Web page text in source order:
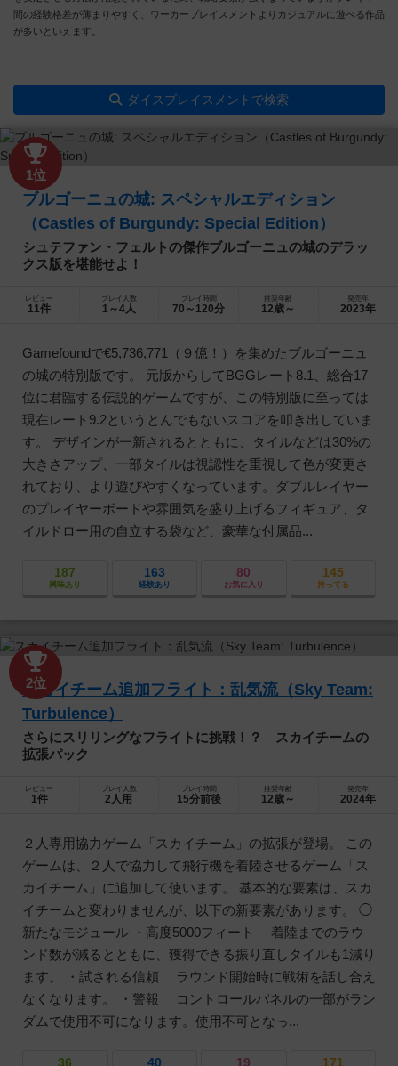
間の経験格差が薄まりやすく、ワーカープレイスメントよりカジュアルに遊べる作品
が多いといえます。
ダイスプレイスメントで検索
1位
ブルゴーニュの城: スペシャルエディション
（Castles of Burgundy: Special Edition）
シュテファン・フェルトの傑作ブルゴーニュの城のデラッ
クス版を堪能せよ！
レビュー
11件
プレイ人数
1～4人
プレイ時間
70～120分
推奨年齢
12歳～
発売年
2023年
Gamefoundで€5,736,771（９億！）を集めたブルゴーニュ
の城の特別版です。 元版からしてBGGレート8.1、総合17
位に君臨する伝説的ゲームですが、この特別版に至っては
現在レート9.2というとんでもないスコアを叩き出していま
す。 デザインが一新されるとともに、タイルなどは30%の
大きさアップ、一部タイルは視認性を重視して色が変更さ
れており、より遊びやすくなっています。ダブルレイヤー
のプレイヤーボードや雰囲気を盛り上げるフィギュア、タ
イルドロー用の自立する袋など、豪華な付属品...
187
興味あり
163
経験あり
80
お気に入り
145
持ってる
2位
スカイチーム追加フライト：乱気流（Sky Team:
Turbulence）
さらにスリリングなフライトに挑戦！？ スカイチームの
拡張パック
レビュー
1件
プレイ人数
2人用
プレイ時間
15分前後
推奨年齢
12歳～
発売年
2024年
２人専用協力ゲーム「スカイチーム」の拡張が登場。 この
ゲームは、２人で協力して飛行機を着陸させるゲーム「ス
カイチーム」に追加して使います。 基本的な要素は、スカ
イチームと変わりませんが、以下の新要素があります。 ◯
新たなモジュール ・高度5000フィート 着陸までのラウ
ンド数が減るとともに、獲得できる振り直しタイルも1減り
ます。 ・試される信頼 ラウンド開始時に戦術を話し合え
なくなります。 ・警報 コントロールパネルの一部がラン
ダムで使用不可になります。使用不可となっ...
36 40 19 171